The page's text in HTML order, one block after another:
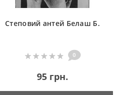
Степовий антей Белаш Б.
0
95 грн.